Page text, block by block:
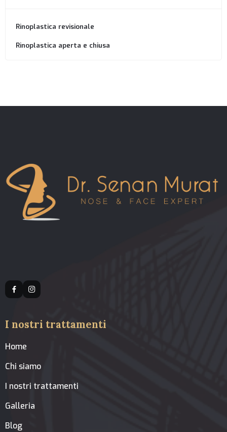
Rinoplastica revisionale
Rinoplastica aperta e chiusa
I nostri trattamenti
Home
Chi siamo
I nostri trattamenti
Galleria
Blog